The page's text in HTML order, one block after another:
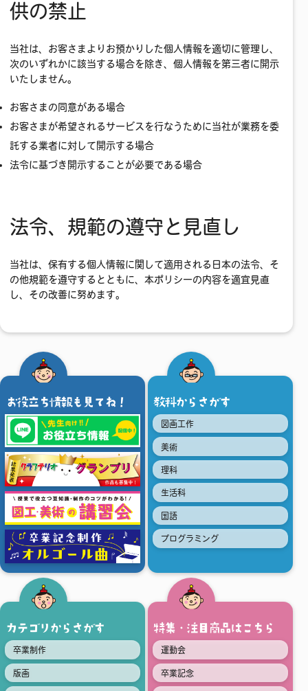
お役立ち情報も見てね！ 教科からさがす
図画工作
美術
理科
生活科
国語
プログラミング
カテゴリからさがす
卒業制作
版画
特集・注目商品はこちら
運動会
卒業記念
供の禁止
当社は、お客さまよりお預かりした個人情報を適切に管理し、
次のいずれかに該当する場合を除き、個人情報を第三者に開示
いたしません。
お客さまの同意がある場合
お客さまが希望されるサービスを行なうために当社が業務を委
託する業者に対して開示する場合
法令に基づき開示することが必要である場合
法令、規範の遵守と見直し
当社は、保有する個人情報に関して適用される日本の法令、そ
の他規範を遵守するとともに、本ポリシーの内容を適宜見直
し、その改善に努めます。